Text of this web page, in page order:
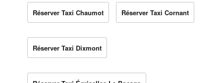
Réserver Taxi Chaumot Réserver Taxi Cornant
Réserver Taxi Dixmont